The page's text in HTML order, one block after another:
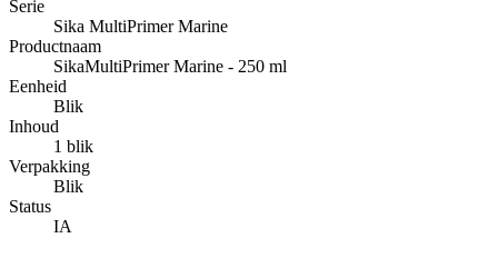
Serie
Sika MultiPrimer Marine
Productnaam
SikaMultiPrimer Marine - 250 ml
Eenheid
Blik
Inhoud
1 blik
Verpakking
Blik
Status
IA